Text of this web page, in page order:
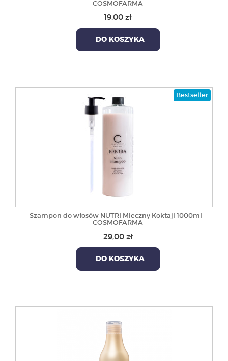
COSMOFARMA
19,00 zł
DO KOSZYKA
Bestseller
Szampon do włosów NUTRI Mleczny Koktajl 1000ml -
COSMOFARMA
29,00 zł
DO KOSZYKA